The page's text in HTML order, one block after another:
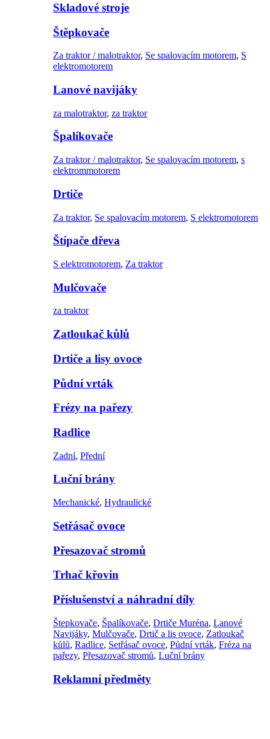
Skladové stroje
Štěpkovače
Za traktor / malotraktor, Se spalovacím motorem, S
elektromotorem
Lanové navijáky
za malotraktor, za traktor
Špalíkovače
Za traktor / malotraktor, Se spalovacím motorem, s
elektrommotorem
Drtiče
Za traktor, Se spalovacím motorem, S elektromotorem
Štípače dřeva
S elektromotorem, Za traktor
Mulčovače
za traktor
Zatloukač kůlů
Drtiče a lisy ovoce
Půdní vrták
Frézy na pařezy
Radlice
Zadní, Přední
Luční brány
Mechanické, Hydraulické
Setřásač ovoce
Přesazovač stromů
Trhač křovin
Příslušenství a náhradní díly
Štepkovače, Špalíkovače, Drtiče Muréna, Lanové
Navijáky, Mulčovače, Drtič a lis ovoce, Zatloukač
kůlů, Radlice, Setřásač ovoce, Půdní vrták, Fréza na
pařezy, Přesazovač stromů, Luční brány
Reklamní předměty